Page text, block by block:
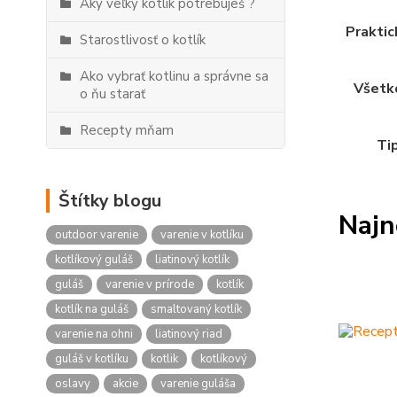
Aký veľký kotlík potrebuješ ?
Starostlivosť o kotlík
Ako vybrať kotlinu a správne sa
o ňu starať
Recepty mňam
Štítky blogu
outdoor varenie
varenie v kotlíku
kotlíkový guláš
liatinový kotlík
guláš
varenie v prírode
kotlík
kotlík na guláš
smaltovaný kotlík
varenie na ohni
liatinový riad
guláš v kotlíku
kotlik
kotlíkový
oslavy
akcie varenie guláša